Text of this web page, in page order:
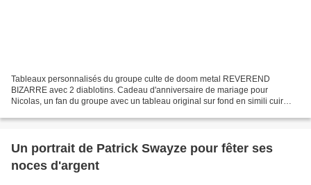
Tableaux personnalisés du groupe culte de doom metal REVEREND
BIZARRE avec 2 diablotins. Cadeau d'anniversaire de mariage pour
Nicolas, un fan du groupe avec un tableau original sur fond en simili cuir
Un portrait de Patrick Swayze pour fêter ses
noces d'argent